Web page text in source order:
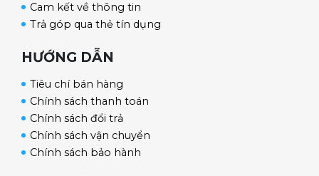
với đối tượng người già.
Cam kết về thông tin
Trả góp qua thẻ tín dụng
HƯỚNG DẪN
Tiêu chí bán hàng
Chính sách thanh toán
Chính sách đổi trả
Chính sách vận chuyển
Chính sách bảo hành